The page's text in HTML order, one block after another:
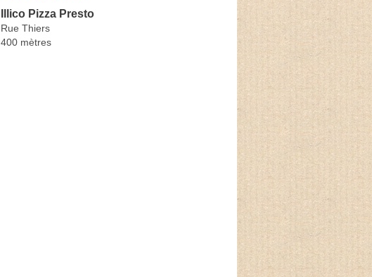
Illico Pizza Presto
Rue Thiers
400 mètres